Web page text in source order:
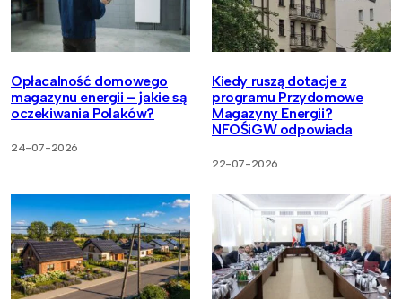
Opłacalność domowego
magazynu energii – jakie są
oczekiwania Polaków?
24-07-2026
Kiedy ruszą dotacje z
programu Przydomowe
Magazyny Energii?
NFOŚiGW odpowiada
22-07-2026